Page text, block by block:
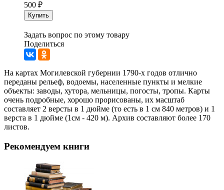
500 ₽
Купить
Задать вопрос по этому товару
Поделиться
На картах Могилевской губернии 1790-х годов отлично
переданы рельеф, водоемы, населенные пункты и мелкие
объекты: заводы, хутора, мельницы, погосты, тропы. Карты
очень подробные, хорошо прорисованы, их масштаб
составляет 2 версты в 1 дюйме (то есть в 1 см 840 метров) и 1
верста в 1 дюйме (1см - 420 м). Архив составляют более 170
листов.
Рекомендуем книги